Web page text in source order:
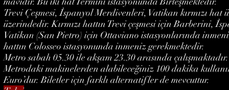
Trevi Çeşmesi, İspanyol Merdivenleri, Vatikan kırmızı
üzerindedir. Kırmızı hattın Trevi çeşmesi için Barberini,
Vatikan (San Pietro) için Ottaviano istasyonlarında
hattın Colosseo istasyonunda inmeniz gerekmektedir.
Metro sabah 05.30 ile akşam 23.30 arasında çalışmaktadır.
Metrodaki makinelerden alabileceğiniz 100 dakika
Euro’dur. Biletler için farklı alternatifler de mevcuttur.